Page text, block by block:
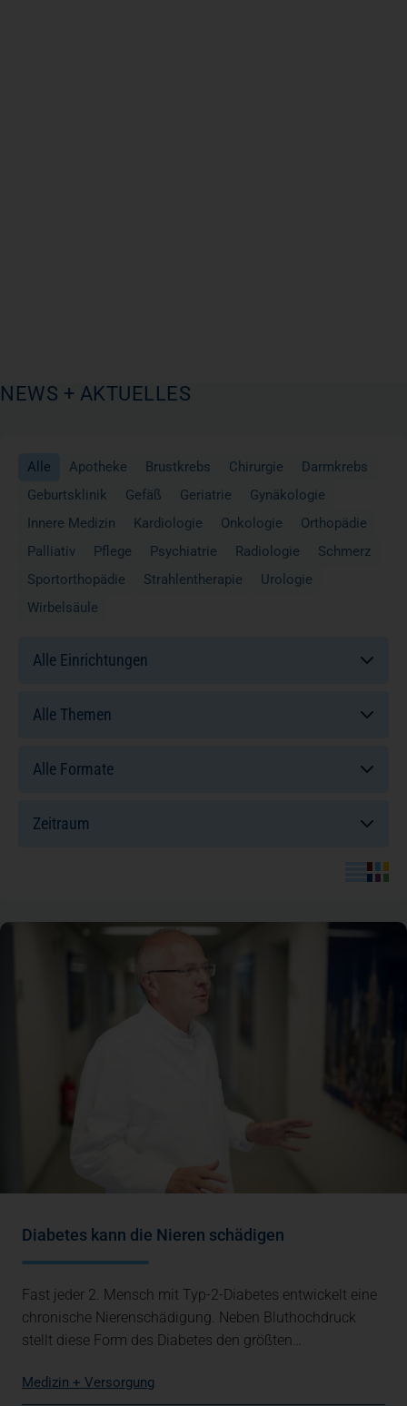
NEWS + AKTUELLES
Alle Apotheke Brustkrebs Chirurgie
Darmkrebs
Geburtsklinik
Gefäß Geriatrie
Gynäkologie
Innere Medizin
Kardiologie Onkologie
Orthopädie
Palliativ
Pflege Psychiatrie Radiologie
Schmerz
Sportorthopädie
Strahlentherapie
Urologie
Wirbelsäule
Diabetes kann die Nieren schädigen
Fast jeder 2. Mensch mit Typ-2-Diabetes entwickelt eine
chronische Nierenschädigung. Neben Bluthochdruck
stellt diese Form des Diabetes den größten…
Medizin + Versorgung